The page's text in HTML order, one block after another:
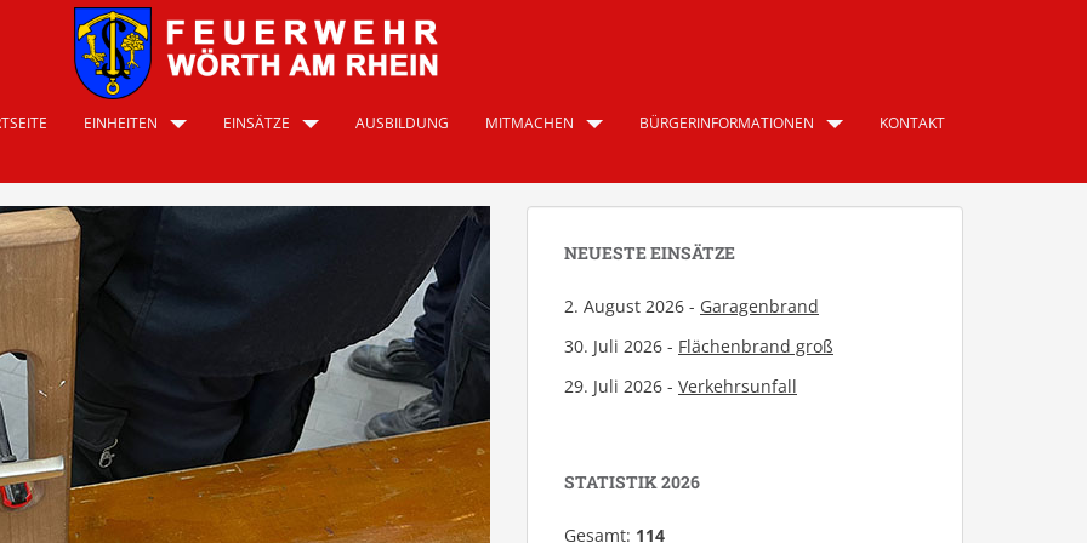
EINHEITEN EINSÄTZE AUSBILDUNG MITMACHEN BÜRGERINFORMATIONEN KONTAKT
NEUESTE EINSÄTZE
2. August 2026 - Garagenbrand
30. Juli 2026 - Flächenbrand groß
29. Juli 2026 - Verkehrsunfall
STATISTIK 2026
Gesamt: 114